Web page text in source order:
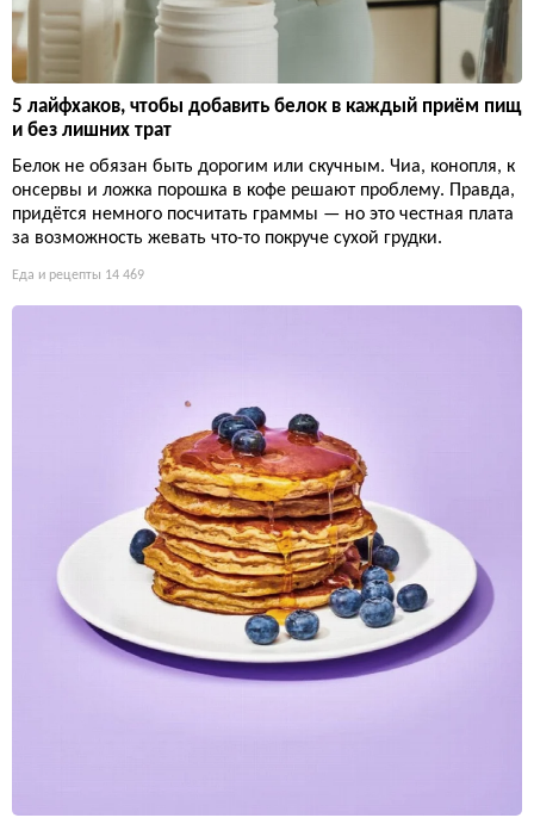
5 лайфхаков, чтобы добавить белок в каждый приём пищ
и без лишних трат
Белок не обязан быть дорогим или скучным. Чиа, конопля, к
онсервы и ложка порошка в кофе решают проблему. Правда,
придётся немного посчитать граммы — но это честная плата
за возможность жевать что-то покруче сухой грудки.
Еда и рецепты 14 469